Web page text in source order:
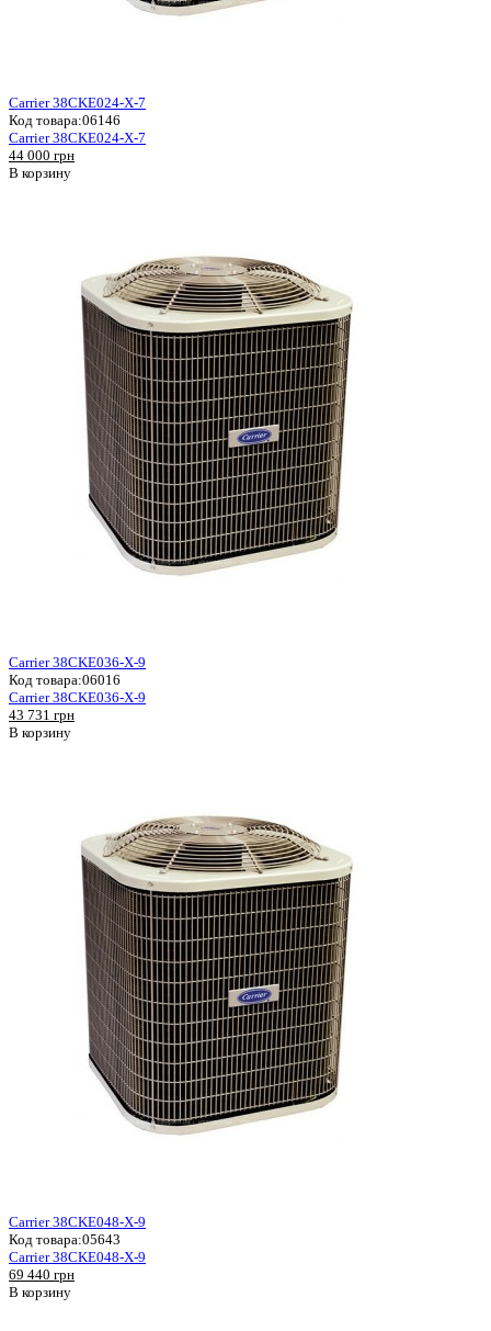
Carrier 38CKE024-X-7
Код товара:06146
Carrier 38CKE024-X-7
44 000 грн
В корзину
Carrier 38CKE036-X-9
Код товара:06016
Carrier 38CKE036-X-9
43 731 грн
В корзину
Carrier 38CKE048-X-9
Код товара:05643
Carrier 38CKE048-X-9
69 440 грн
В корзину